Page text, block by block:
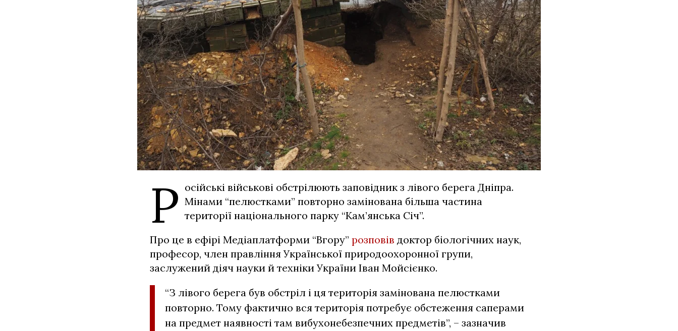
Р осійські військові обстрілюють заповідник з лівого берега Дніпра.
Мінами “пелюстками” повторно замінована більша частина
території національного парку “Кам’янська Січ”.
Про це в ефірі Медіаплатформи “Вгору” розповів доктор біологічних наук,
професор, член правління Української природоохоронної групи,
заслужений діяч науки й техніки України Іван Мойсієнко.
“З лівого берега був обстріл і ця територія замінована пелюстками
повторно. Тому фактично вся територія потребує обстеження саперами
на предмет наявності там вибухонебезпечних предметів”, – зазначив